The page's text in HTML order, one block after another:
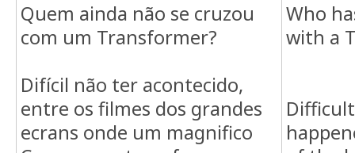
Quem ainda não se cruzou
com um Transformer?
Difícil não ter acontecido,
entre os filmes dos grandes
ecrans onde um magnifico
Who
with a